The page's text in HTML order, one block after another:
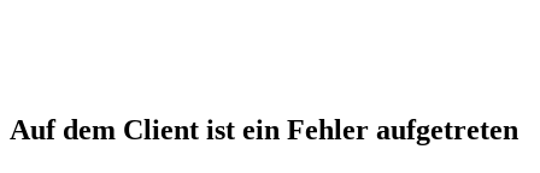
Auf dem Client ist ein Fehler aufgetreten